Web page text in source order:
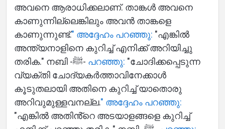
അവനെ ആരാധിക്കലാണ്. താങ്കൾ അവനെ
കാണുന്നില്ലെങ്കിലും അവൻ താങ്കളെ
കാണുന്നുണ്ട്." അദ്ദേഹം പറഞ്ഞു: "എങ്കിൽ
അന്ത്യനാളിനെ കുറിച്ച് എനിക്ക് അറിയിച്ചു
തരിക." നബി -ﷺ- പറഞ്ഞു: "ചോദിക്കപ്പെടുന്ന
വ്യക്തി ചോദ്യകർത്താവിനേക്കാൾ
കൂടുതലായി അതിനെ കുറിച്ച് യാതൊരു
അറിവുമുള്ളവനല്ല." അദ്ദേഹം പറഞ്ഞു:
"എങ്കിൽ അതിൻ്റെ അടയാളങ്ങളെ കുറിച്ച്